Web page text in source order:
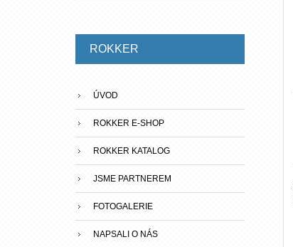
ROKKER
ÚVOD
ROKKER E-SHOP
ROKKER KATALOG
JSME PARTNEREM
FOTOGALERIE
NAPSALI O NÁS